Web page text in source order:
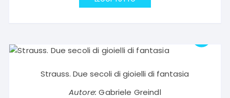
Strauss. Due secoli di gioielli di fantasia
Autore: Gabriele Greindl